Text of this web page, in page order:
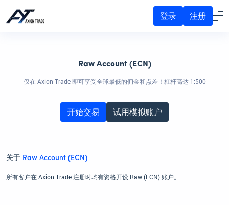
登录 注册
Raw Account (ECN)
仅在 Axion Trade 即可享受全球最低的佣金和点差！杠杆高达 1:500
开始交易 试用模拟账户
关于 Raw Account (ECN)
所有客户在 Axion Trade 注册时均有资格开设 Raw (ECN) 账户。